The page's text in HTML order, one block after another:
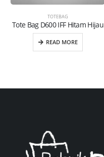
TOTEBAG
Tote Bag D600 IFF Hitam Hijau
READ MORE